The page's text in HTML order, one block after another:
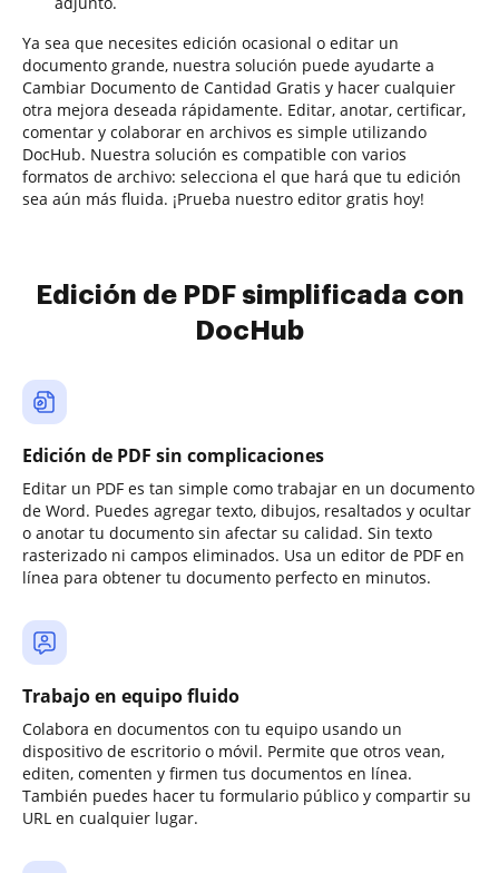
Ya sea que necesites edición ocasional o editar un
documento grande, nuestra solución puede ayudarte a
Cambiar Documento de Cantidad Gratis y hacer cualquier
otra mejora deseada rápidamente. Editar, anotar, certificar,
comentar y colaborar en archivos es simple utilizando
DocHub. Nuestra solución es compatible con varios
formatos de archivo: selecciona el que hará que tu edición
sea aún más fluida. ¡Prueba nuestro editor gratis hoy!
Edición de PDF simplificada con
DocHub
Edición de PDF sin complicaciones
Editar un PDF es tan simple como trabajar en un documento
de Word. Puedes agregar texto, dibujos, resaltados y ocultar
o anotar tu documento sin afectar su calidad. Sin texto
rasterizado ni campos eliminados. Usa un editor de PDF en
línea para obtener tu documento perfecto en minutos.
Trabajo en equipo fluido
Colabora en documentos con tu equipo usando un
dispositivo de escritorio o móvil. Permite que otros vean,
editen, comenten y firmen tus documentos en línea.
También puedes hacer tu formulario público y compartir su
URL en cualquier lugar.